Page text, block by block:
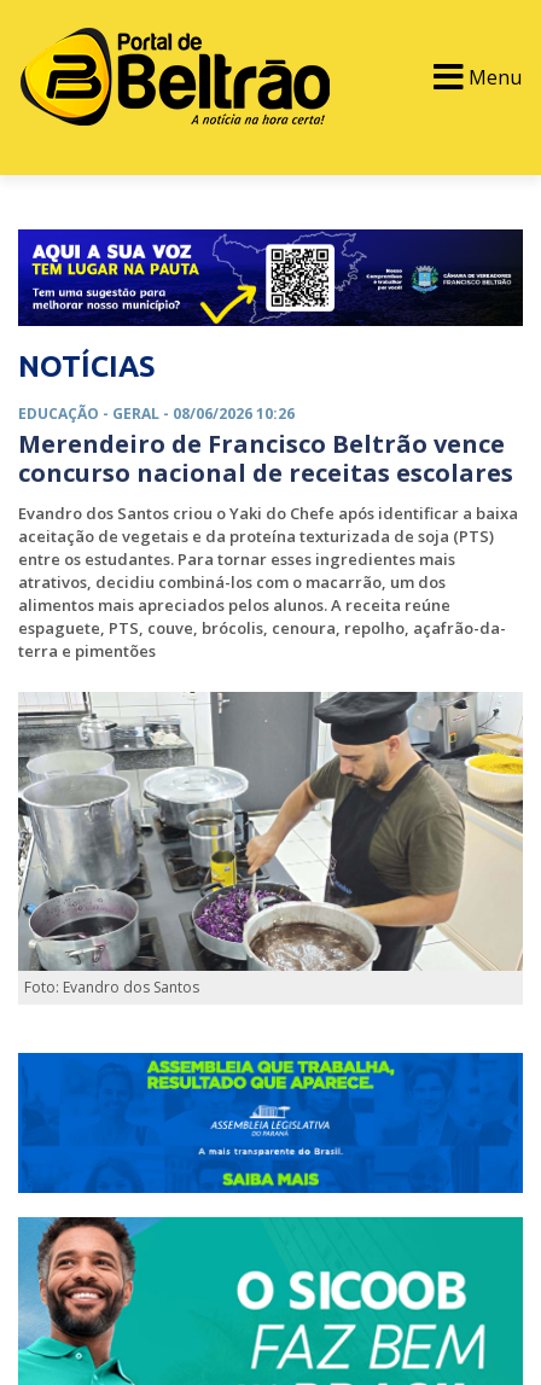
Menu
NOTÍCIAS
EDUCAÇÃO - GERAL - 08/06/2026 10:26
Merendeiro de Francisco Beltrão vence
concurso nacional de receitas escolares
Evandro dos Santos criou o Yaki do Chefe após identificar a baixa
aceitação de vegetais e da proteína texturizada de soja (PTS)
entre os estudantes. Para tornar esses ingredientes mais
atrativos, decidiu combiná-los com o macarrão, um dos
alimentos mais apreciados pelos alunos. A receita reúne
espaguete, PTS, couve, brócolis, cenoura, repolho, açafrão-da-
terra e pimentões
Foto: Evandro dos Santos